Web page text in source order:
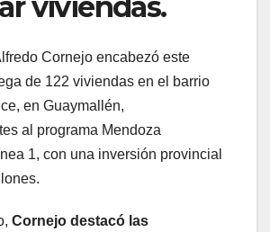
Cornejo encabezó este
de 122 viviendas en el barrio
en Guaymallén,
al programa Mendoza
1, con una inversión provincial
Cornejo destacó las